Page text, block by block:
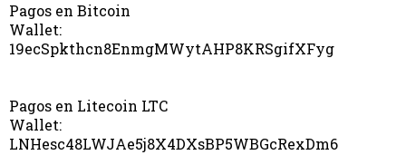
Pagos en Bitcoin
Wallet:
19ecSpkthcn8EnmgMWytAHP8KRSgifXFyg
Pagos en Litecoin LTC
Wallet:
LNHesc48LWJAe5j8X4DXsBP5WBGcRexDm6